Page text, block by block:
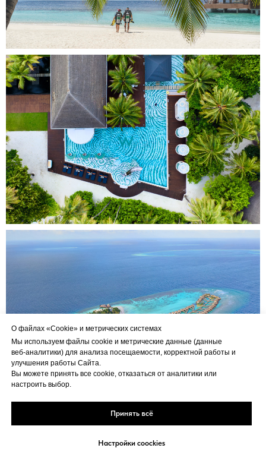
О файлах «Cookie» и метрических системах
Мы используем файлы cookie и метрические данные (данные
веб‑аналитики) для анализа посещаемости, корректной работы и
улучшения работы Сайта.
Вы можете принять все cookie, отказаться от аналитики или
настроить выбор.
Принять всё
Настройки coockies